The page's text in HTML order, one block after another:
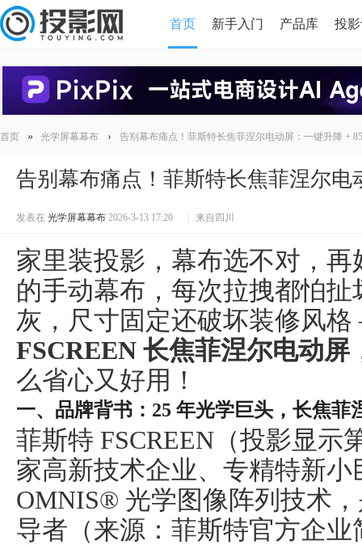
首页 新手入门 产品库 投
HDMI版本对比
首页 » 光学屏幕幕布 › 告别幕布痛点！菲斯特长焦菲涅尔电动屏：一键升降 +
告别幕布痛点！菲斯特长焦菲涅尔电
发表在 光学屏幕幕布 2026-3-13 17:20 来自四川
家里装投影，幕布选不对，
的手动幕布，每次拉拽都怕
灰，尺寸固定还破坏装修风格
FSCREEN 长焦菲涅尔电动屏
么省心又好用！
一、品牌背书： 25 年光学巨头，长焦菲
菲斯特 FSCREEN（投影显示
家高新技术企业、专精特新小
OMNIS® 光学图像阵列技术
导者（来源：菲斯特官方企